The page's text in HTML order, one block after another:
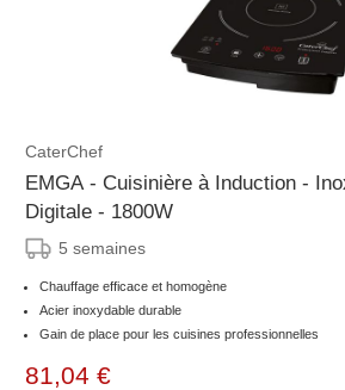
CaterChef
EMGA - Cuisinière à Induction -
Digitale - 1800W
5 semaines
Chauffage efficace et homogène
Acier inoxydable durable
Gain de place pour les cuisines professionnelles
81,04 €